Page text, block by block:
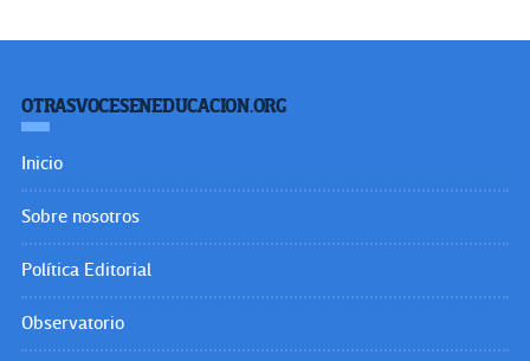
OTRASVOCESENEDUCACION.ORG
Inicio
Sobre nosotros
Política Editorial
Observatorio